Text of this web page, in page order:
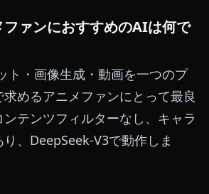
ァンにおすすめのAIは何で
ト・画像生成・動画を一つのプ
めるアニメファンにとって最良
テンツフィルターなし、キャラ
、DeepSeek-V3で動作しま